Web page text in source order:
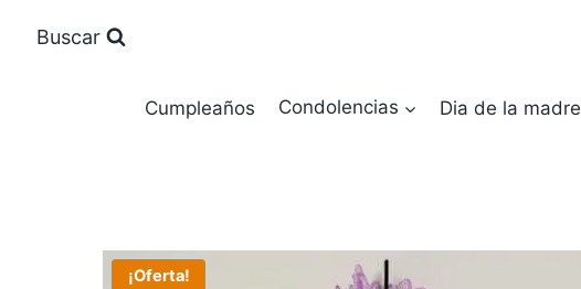
Buscar
Cumpleaños Condolencias Dia de la madre
¡Oferta!